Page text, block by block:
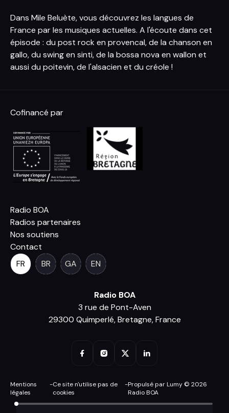
Dans Mile Beluète, vous découvrez les langues de
France par les musiques actuelles. A l'écoute dans cet
épisode : du post rock en provencal, de la chanson en
gallo, du swing en sinti, de la bossa nova en wallon et
aussi du poitevin, de l'alsacien et du créole !
Cofinancé par
Radio BOA
Radios partenaires
Nos soutiens
Contact
FR
BR GA EN
Radio BOA
3 rue de Pont-Aven
29300 Quimperlé, Bretagne, France
Mentions
légales
-Ce site n'utilise pas de
cookies
-Propulsé par Lumy © 2026
Radio BOA